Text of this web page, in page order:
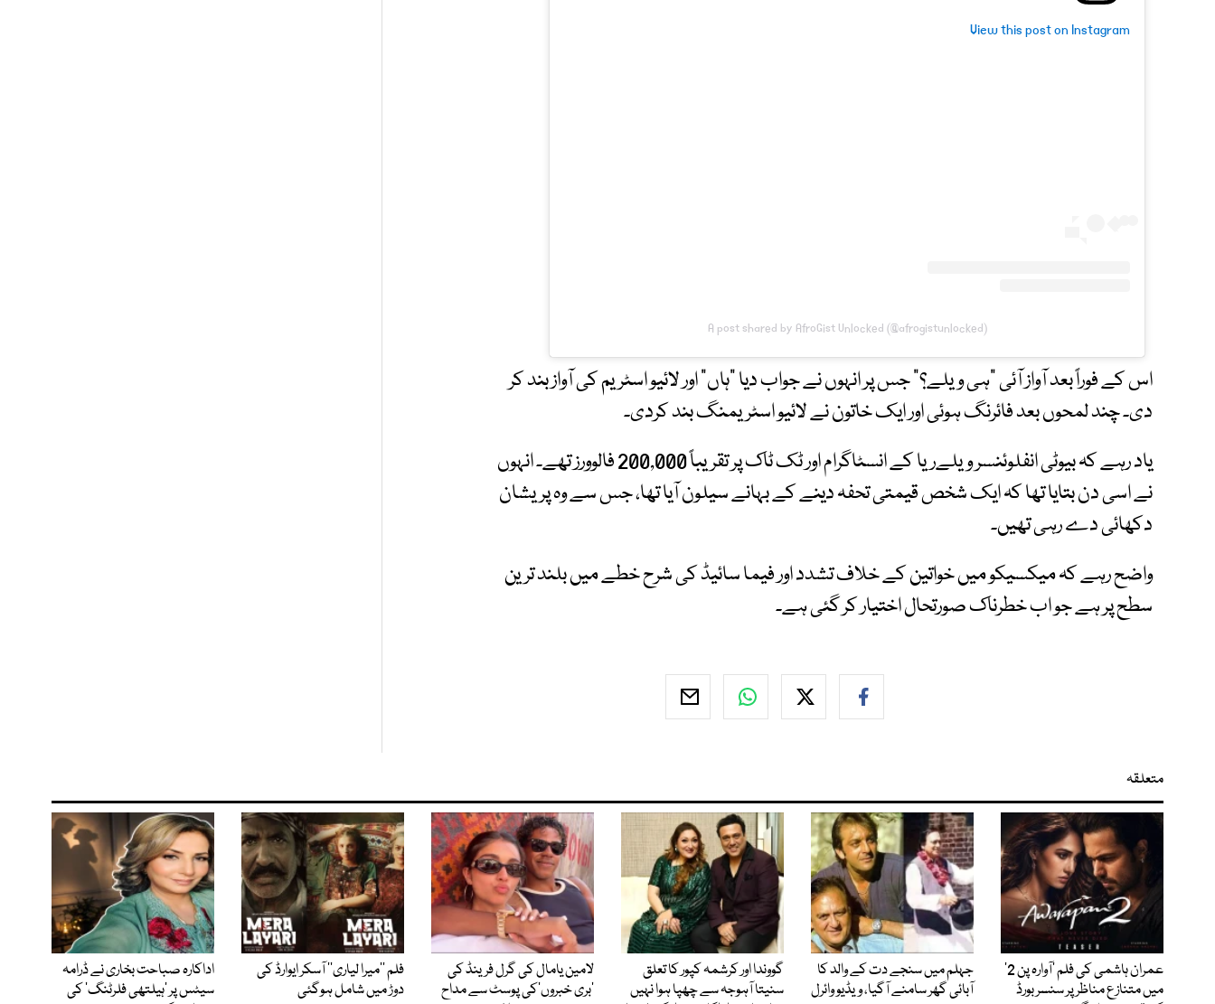
View this post on Instagram
A post shared by AfroGist Unlocked (@afrogistunlocked)
اس کے فوراً بعد آواز آئی "ہی ویلے؟" جس پر انہوں نے جواب دیا "ہاں" اور لائیو اسٹریم کی آواز بند کر
دی۔ چند لمحوں بعد فائرنگ ہوئی اور ایک خاتون نے لائیو اسٹریمنگ بند کردی۔
یاد رہے کہ بیوٹی انفلوئنسر ویلےریا کے انسٹاگرام اور ٹک ٹاک پر تقریباً 200,000 فالوورز تھے۔ انہوں
نے اسی دن بتایا تھا کہ ایک شخص قیمتی تحفہ دینے کے بہانے سیلون آیا تھا، جس سے وہ پریشان
دکھائی دے رہی تھیں۔
واضح رہے کہ میکسیکو میں خواتین کے خلاف تشدد اور فیما سائیڈ کی شرح خطے میں بلند ترین
سطح پر ہے جو اب خطرناک صورتحال اختیار کر گئی ہے۔
متعلقہ
عمران ہاشمی کی فلم ’آوارہ پن 2‘
میں متنازع مناظر پر سنسر بورڈ
جہلم میں سنجے دت کے والد کا
آبائی گھر سامنے آگیا، ویڈیو وائرل
گووندا اور کرشمہ کپور کا تعلق
سنیتا آہوجہ سے چھپا ہوا نہیں
لامین یامال کی گرل فرینڈ کی
’بری خبروں‘کی پوسٹ سے مداح
فلم ’’میرا لیاری‘‘ آسکر ایوارڈ کی
دوڑ میں شامل ہوگئی
اداکارہ صباحت بخاری نے ڈرامہ
سیٹس پر ’ہیلتھی فلرٹنگ‘ کی